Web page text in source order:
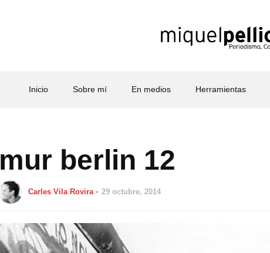
Inicio Sobre mí En medios Herramientas
mur berlin 12
Carles Vila Rovira 29 octubre, 2014